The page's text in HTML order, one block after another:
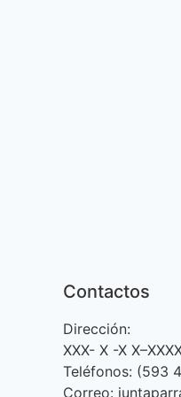
Contactos
Dirección:
XXX- X -X
Teléfonos: (593
Correo: